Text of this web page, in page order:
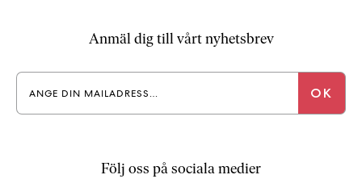
Anmäl dig till vårt nyhetsbrev
Följ oss på sociala medier